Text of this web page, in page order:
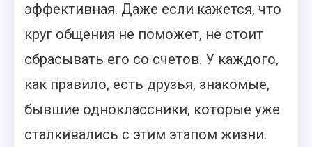
эффективная. Даже если кажется, что
круг общения не поможет, не стоит
сбрасывать его со счетов. У каждого,
как правило, есть друзья, знакомые,
бывшие одноклассники, которые уже
сталкивались с этим этапом жизни.